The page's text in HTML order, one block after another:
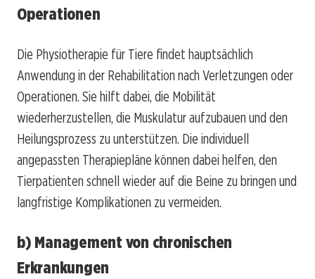
Operationen
Die Physiotherapie für Tiere findet hauptsächlich
Anwendung in der Rehabilitation nach Verletzungen oder
Operationen. Sie hilft dabei, die Mobilität
wiederherzustellen, die Muskulatur aufzubauen und den
Heilungsprozess zu unterstützen. Die individuell
angepassten Therapiepläne können dabei helfen, den
Tierpatienten schnell wieder auf die Beine zu bringen und
langfristige Komplikationen zu vermeiden.
b) Management von chronischen
Erkrankungen